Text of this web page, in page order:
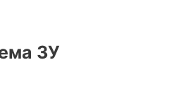
ЗУ